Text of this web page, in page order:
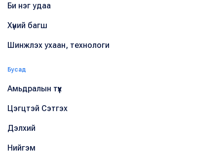
Би нэг удаа
Хүний багш
Шинжлэх ухаан, технологи
Бусад
Амьдралын түүх
Цэгцтэй Сэтгэх
Дэлхий
Нийгэм